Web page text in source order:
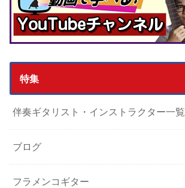
特集
伴奏ギタリスト・インストラクター一覧
ブログ
フラメンコギター